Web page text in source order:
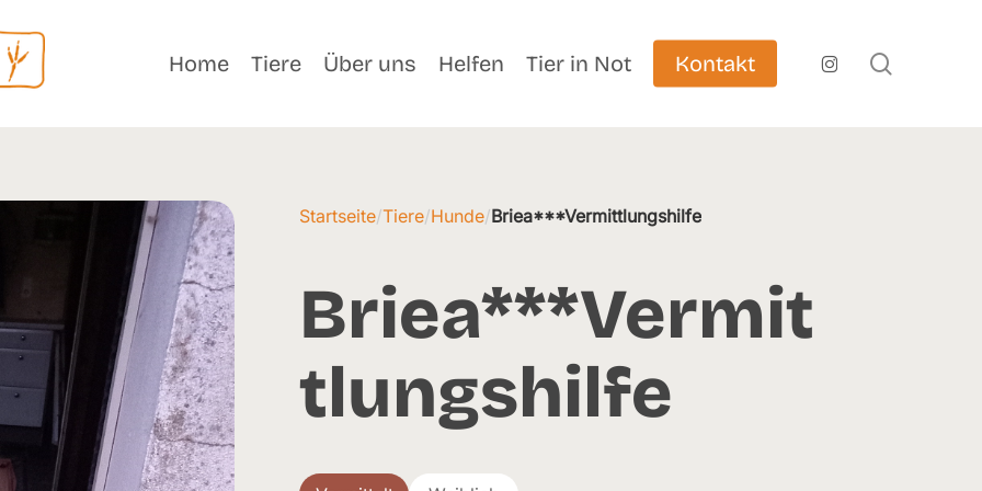
Home Tiere Über uns Helfen Tier in Not Kontakt instagram
Startseite/Tiere/Hunde/Briea***Vermittlungshilfe
Briea***Vermit
tlungshilfe